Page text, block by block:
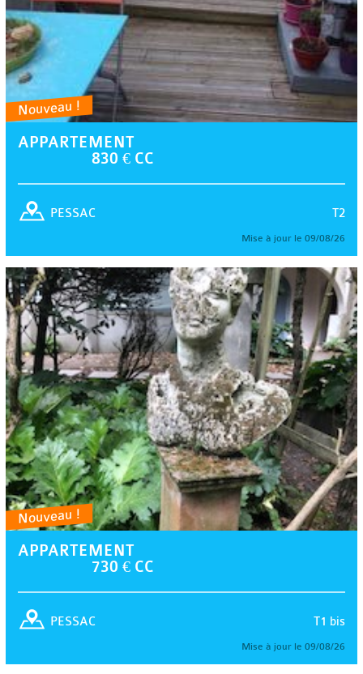
Nouveau !
APPARTEMENT
830 € CC
T2
PESSAC
Mise à jour le 09/08/26
Nouveau !
APPARTEMENT
730 € CC
T1 bis
PESSAC
Mise à jour le 09/08/26